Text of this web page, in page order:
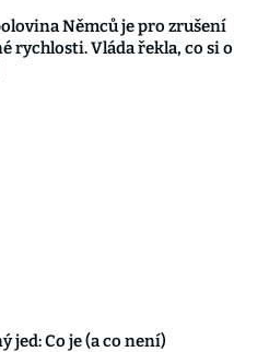
Němců je pro zrušení
rychlosti. Vláda řekla, co si o
jed: Co je (a co není)